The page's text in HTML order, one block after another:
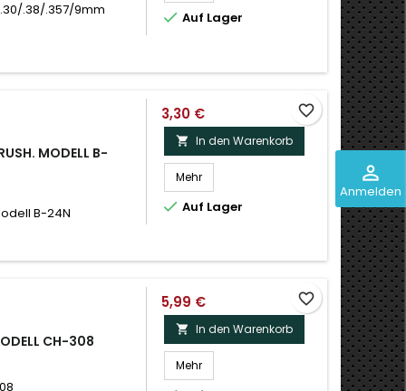
perm_identity
Anmelden
.38/.357/9mm
 Auf Lager
MODELL B-
B-24N
3,30 €
 In den Warenkorb
Mehr
 Auf Lager
favorite_border
CH-308
5,99 €
 In den Warenkorb
Mehr
favorite_border